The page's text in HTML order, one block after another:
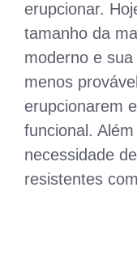
erupcionar.
tamanho da
moderno e
menos
erupcionarem
funcional.
necessidade
resistentes